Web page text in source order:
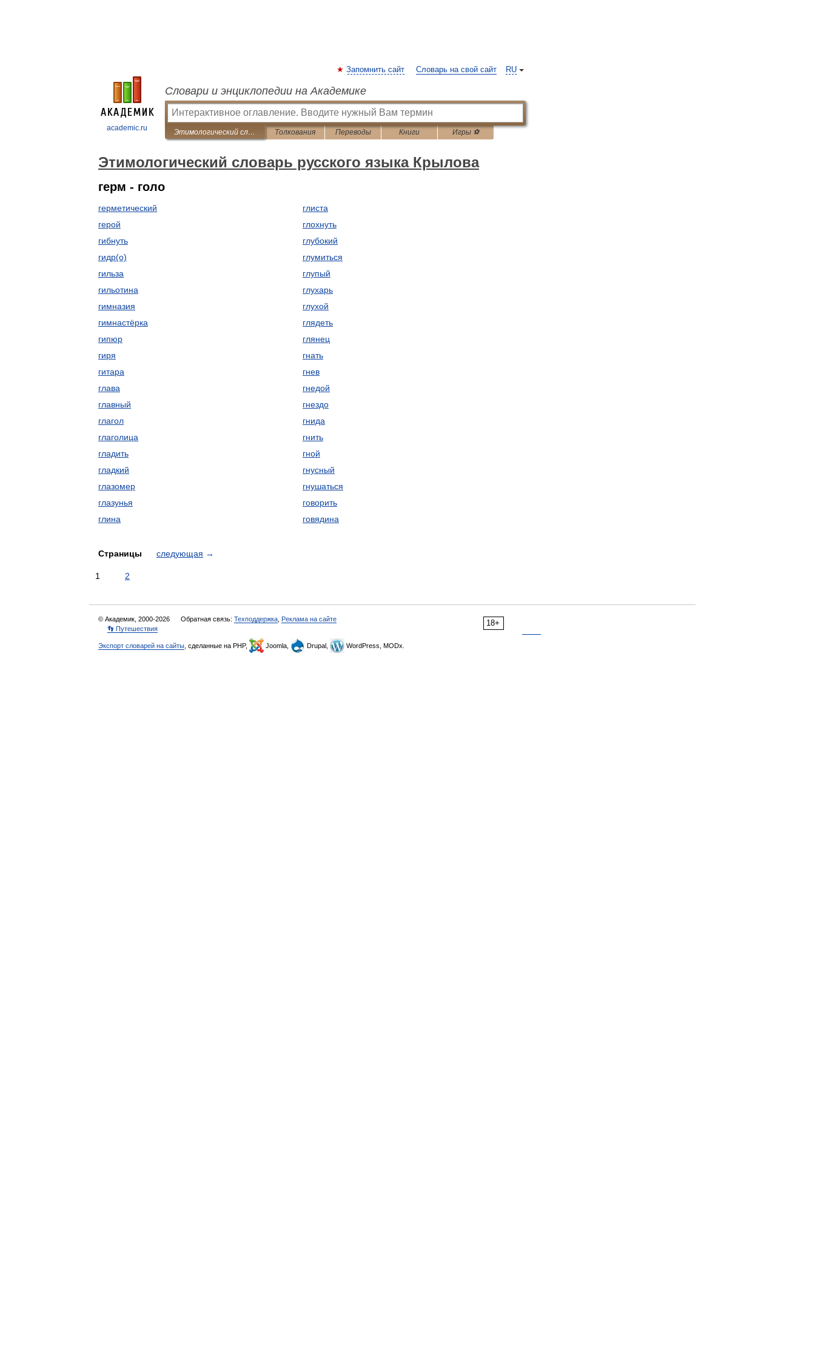
academic.ru
RU
Запомнить сайт Словарь на свой сайт
Словари и энциклопедии на Академике
Этимологический словарь русского языка Крылова Толкования Переводы Книги Игры ⚽
Этимологический словарь русского языка Крылова
герм - голо
герметический
герой
гибнуть
гидр(о)
гильза
гильотина
гимназия
гимнастёрка
гипюр
гиря
гитара
глава
главный
глагол
глаголица
гладить
гладкий
глазомер
глазунья
глина
глиста
глохнуть
глубокий
глумиться
глупый
глухарь
глухой
глядеть
глянец
гнать
гнев
гнедой
гнездо
гнида
гнить
гной
гнусный
гнушаться
говорить
говядина
Страницы следующая →
1 2
18+
© Академик, 2000-2026 Обратная связь: Техподдержка Реклама на сайте
👣 Путешествия
Экспорт словарей на сайты , сделанные на PHP, Joomla, Drupal, WordPress, MODx.